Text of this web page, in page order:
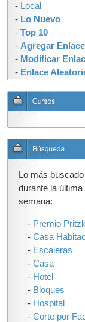
- Local
- Lo Nuevo
- Top 10
- Agregar Enlace
- Modificar
- Enlace
Lo más buscado
durante la última
semana:
- Premio
- Casa
- Escaleras
- Casa
- Hotel
- Bloques
- Hospital
- Corte por